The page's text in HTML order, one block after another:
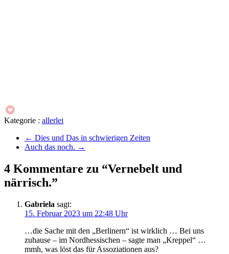
Kategorie : allerlei
← Dies und Das in schwierigen Zeiten
Auch das noch. →
4 Kommentare zu “Vernebelt und
närrisch.”
Gabriela sagt:
15. Februar 2023 um 22:48 Uhr
…die Sache mit den „Berlinern“ ist wirklich … Bei uns
zuhause – im Nordhessischen – sagte man „Kreppel“ …
mmh, was löst das für Assoziationen aus?